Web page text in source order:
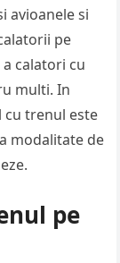
avioanele si
pe
calatori cu
multi. In
cu trenul este
modalitate de
pe